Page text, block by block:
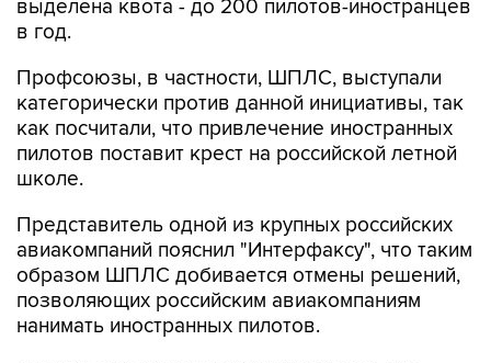
Профсоюзы, в частности, ШПЛС, выступали
как посчитали, что привлечение иностранных
пилотов поставит крест на российской летной
школе.
Представитель одной из крупных российских
образом ШПЛС добивается отмены решений,
позволяющих российским авиакомпаниям
нанимать иностранных пилотов.
"ШПЛС акцентирует внимание на том, что